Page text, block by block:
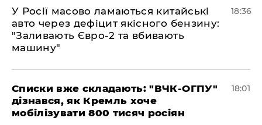
У Росії масово ламаються китайські
авто через дефіцит якісного бензину:
"Заливають Євро-2 та вбивають
машину"
18:36
Списки вже складають: "ВЧК-ОГПУ"
дізнався, як Кремль хоче
мобілізувати 800 тисяч росіян
18:01